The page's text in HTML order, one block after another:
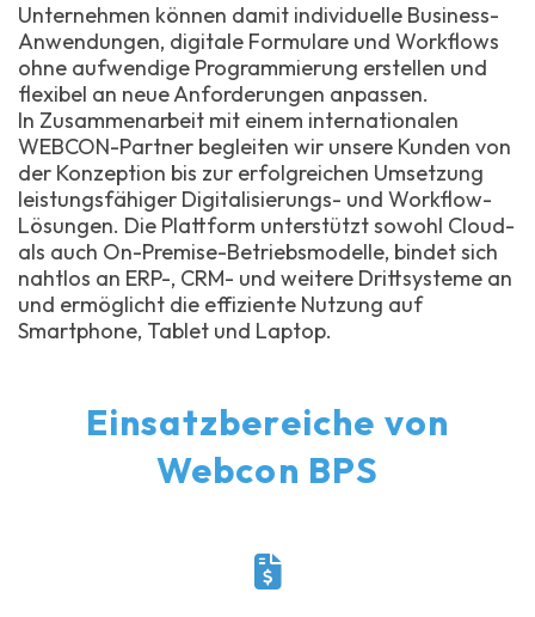
Unternehmen können damit individuelle Business-
Anwendungen, digitale Formulare und Workflows
ohne aufwendige Programmierung erstellen und
flexibel an neue Anforderungen anpassen.
In Zusammenarbeit mit einem internationalen
WEBCON-Partner begleiten wir unsere Kunden von
der Konzeption bis zur erfolgreichen Umsetzung
leistungsfähiger Digitalisierungs- und Workflow-
Lösungen. Die Plattform unterstützt sowohl Cloud-
als auch On-Premise-Betriebsmodelle, bindet sich
nahtlos an ERP-, CRM- und weitere Drittsysteme an
und ermöglicht die effiziente Nutzung auf
Smartphone, Tablet und Laptop.
Einsatzbereiche von
Webcon BPS